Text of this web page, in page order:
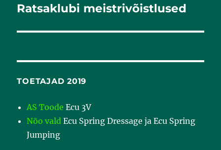
Järgmine
Ratsaklubi meistrivõistlused
TOETAJAD 2019
AS Toode Ecu 3V
Nõo vald Ecu Spring Dressage ja Ecu Spring
Jumping